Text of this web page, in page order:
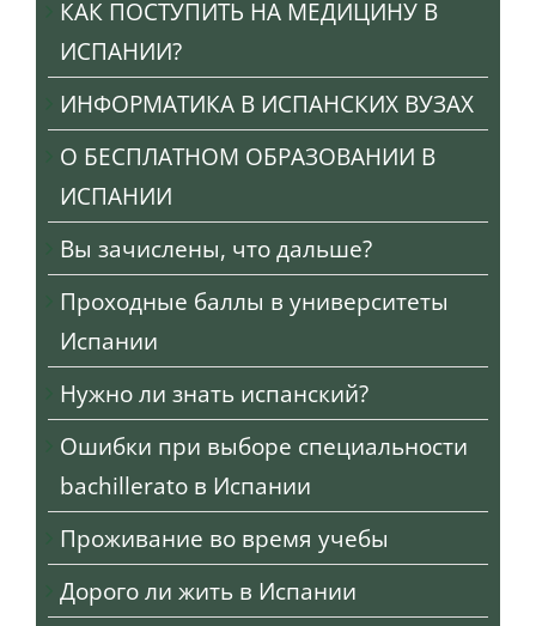
КАК ПОСТУПИТЬ НА МЕДИЦИНУ В
ИСПАНИИ?
ИНФОРМАТИКА В ИСПАНСКИХ ВУЗАХ
О БЕСПЛАТНОМ ОБРАЗОВАНИИ В
ИСПАНИИ
Вы зачислены, что дальше?
Проходные баллы в университеты
Испании
Нужно ли знать испанский?
Ошибки при выборе специальности
bachillerato в Испании
Проживание во время учебы
Дорого ли жить в Испании